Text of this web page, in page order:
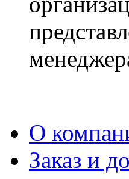
О
Заказ и